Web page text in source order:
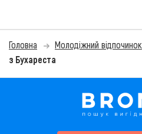
Головна Молодіжний відпочинок
з Бухареста